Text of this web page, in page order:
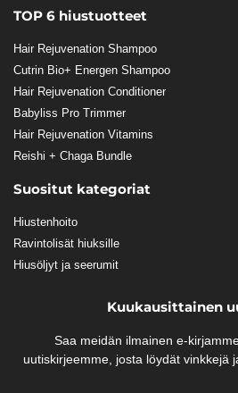
TOP 6 hiustuotteet
Hair Rejuvenation Shampoo
Cutrin Bio+ Energen Shampoo
Hair Rejuvenation Conditioner
Babyliss Pro Trimmer
Hair Rejuvenation Vitamins
Reishi + Chaga Bundle
Suositut kategoriat
Hiustenhoito
Ravintolisät hiuksille
Hiusöljyt ja seerumit
Kuukausittainen
Saa meidän ilmainen e-
uutiskirjeemme, josta löydät vinkkejä